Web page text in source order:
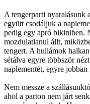
A tengerparti nyaralásunk
együtt csodáljuk a
pedig egy apró bikiniben.
mozdulatlanul állt,
tengert. A hullámok
sétálva egyre többször
naplementét, egyre
Nem messze a
ahol a parton nem járt